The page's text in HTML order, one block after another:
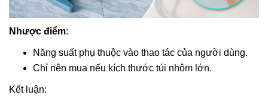
Nhược điểm:
Năng suất phụ thuộc vào thao tác của người dùng.
Chỉ nên mua nếu kích thước túi nhôm lớn.
Kết luận: